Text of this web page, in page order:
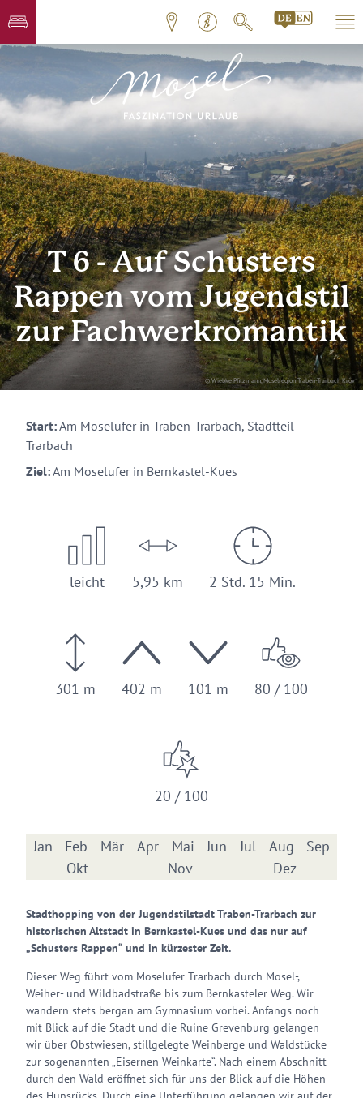
© Wiebke Pfitzmann, Moselregion Traben-Trarbach Kröv
T 6 - Auf Schusters
Rappen vom Jugendstil
zur Fachwerkromantik
Start:Am Moselufer in Traben-Trarbach, Stadtteil
Trarbach
Ziel:Am Moselufer in Bernkastel-Kues
leicht 5,95 km 2 Std. 15 Min.
301 m 402 m 101 m 80 / 100
20 / 100
Jan Feb Mär Apr Mai Jun Jul Aug
Sep
Okt
Nov Dez
Stadthopping von der Jugendstilstadt Traben-Trarbach zur
historischen Altstadt in Bernkastel-Kues und das nur auf
„Schusters Rappen“ und in kürzester Zeit.
Dieser Weg führt vom Moselufer Trarbach durch Mosel-,
Weiher- und Wildbadstraße bis zum Bernkasteler Weg. Wir
wandern stets bergan am Gymnasium vorbei. Anfangs noch
mit Blick auf die Stadt und die Ruine Grevenburg gelangen
wir über Obstwiesen, stillgelegte Weinberge und Waldstücke
zur sogenannten „Eisernen Weinkarte“. Nach einem Abschnitt
durch den Wald eröffnet sich für uns der Blick auf die Höhen